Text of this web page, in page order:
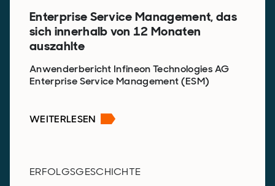
Enterprise Service Management, das
sich innerhalb von 12 Monaten
auszahlte
Anwenderbericht Infineon Technologies AG
Enterprise Service Management (ESM)
WEITERLESEN
ERFOLGSGESCHICHTE